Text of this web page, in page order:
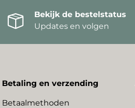
Bekijk de bestelstatus
Updates en volgen
Betaling en verzending
Betaalmethoden